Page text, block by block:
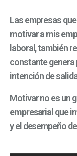
Las empresas
motivar a mis
laboral, también
constante genera
intención de
Motivar no es un
empresarial que
y el desempeño